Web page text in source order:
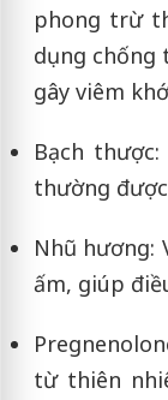
phong trừ
dụng chống
gây viêm
Bạch
thường
Nhũ hương:
ấm, giúp
từ thiên